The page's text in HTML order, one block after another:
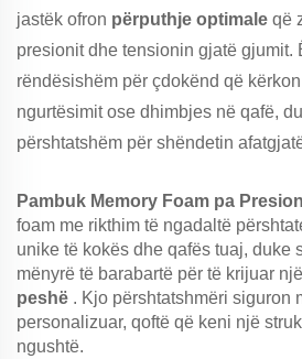
jastëk ofron përputhje optimale që
presionit dhe tensionin gjatë gjumit.
rëndësishëm për çdokënd që
ngurtësimit ose dhimbjes në qafë,
përshtatshëm për shëndetin
Pambuk Memory Foam pa Presion
foam me rikthim të ngadaltë
unike të kokës dhe qafës tuaj, duke
mënyrë të barabartë për të krijuar një
peshë . Kjo përshtatshmëri siguron
personalizuar, qoftë që keni një
ngushtë.